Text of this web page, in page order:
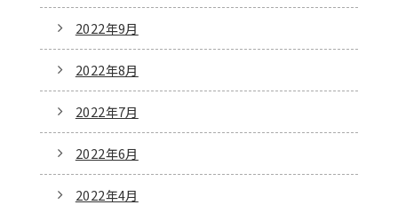
2022年9月
2022年8月
2022年7月
2022年6月
2022年4月